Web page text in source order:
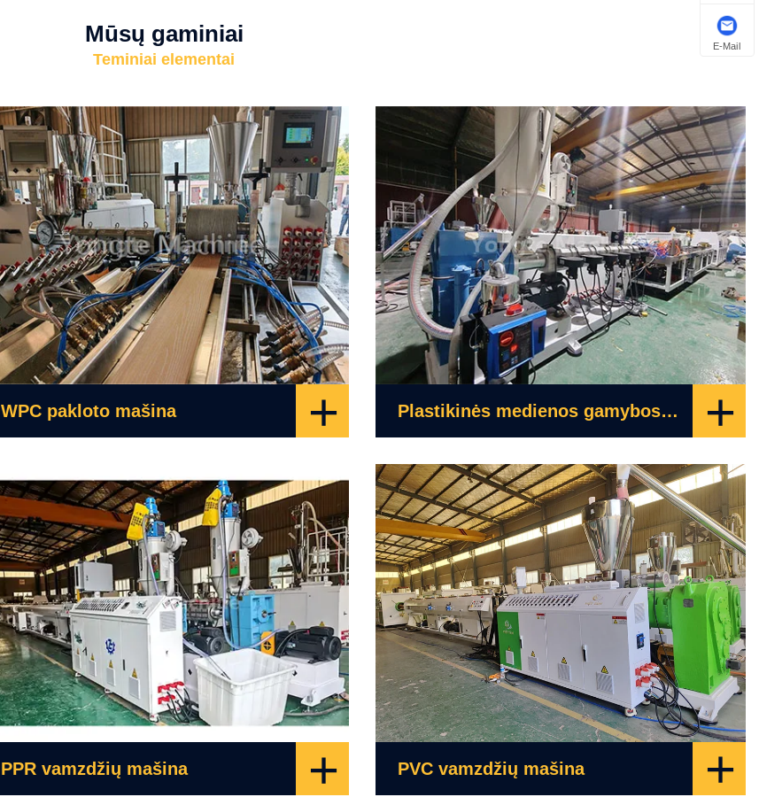
Mūsų gaminiai
Teminiai elementai
WPC pakloto mašina + Plastikinės medienos gamybos mašina +
PPR vamzdžių mašina + PVC vamzdžių mašina +
E-Mail